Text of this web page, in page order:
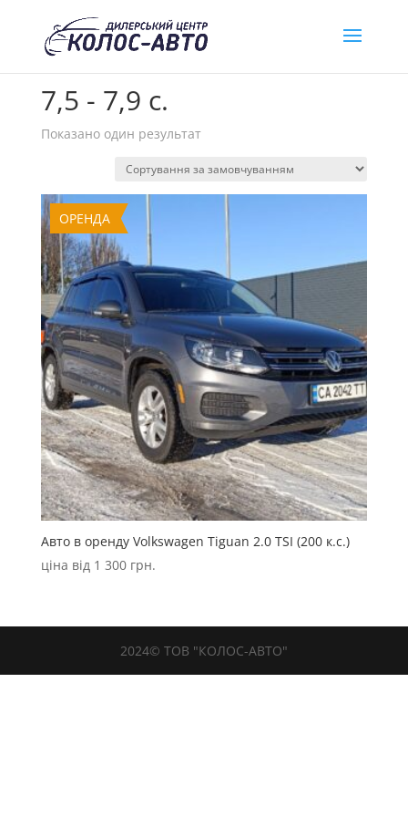
7,5 - 7,9 с.
Показано один результат
ОРЕНДА
Авто в оренду Volkswagen Tiguan 2.0 TSI (200 к.с.)
ціна від 1 300 грн.
2024© ТОВ "КОЛОС-АВТО"